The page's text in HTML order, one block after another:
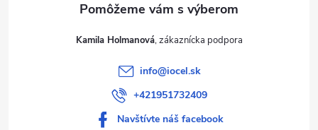
Kamila Holmanová
info@iocel.sk
+421951732409
Navštívte náš facebook